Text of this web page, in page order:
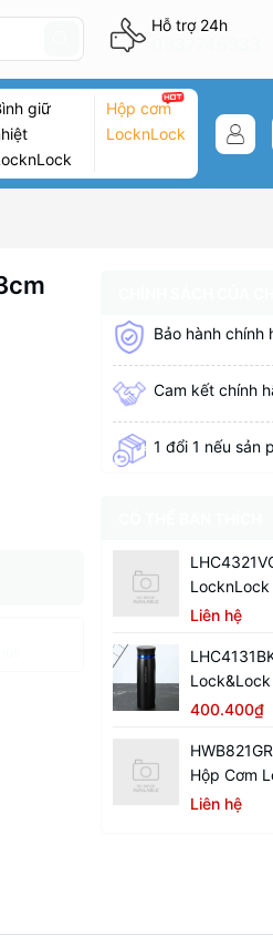
Hỗ trợ 24h
giữ
Hộp cơm
LocknLock
Bảo hành chính
Cam kết chính
1 đổi 1 nếu sản
LocknLock
Tumbler
Liên hệ
450ml -
400.400₫
Hộp Cơm
Cooler -
Liên hệ